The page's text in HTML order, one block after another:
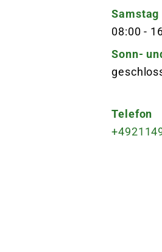
Samstag
08:00 -
Sonn-
Telefon